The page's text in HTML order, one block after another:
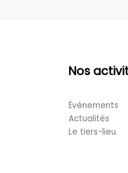
Nos
Évènements
Actualités
Le tiers-lieu